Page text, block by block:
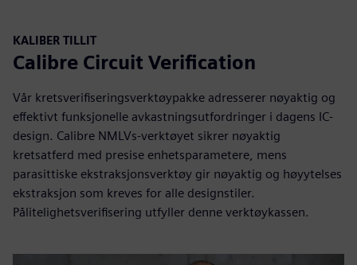
KALIBER TILLIT
Calibre Circuit Verification
Vår kretsverifiseringsverktøypakke adresserer nøyaktig og
effektivt funksjonelle avkastningsutfordringer i dagens IC-
design. Calibre NMLVs-verktøyet sikrer nøyaktig
kretsatferd med presise enhetsparametere, mens
parasittiske ekstraksjonsverktøy gir nøyaktig og høyytelses
ekstraksjon som kreves for alle designstiler.
Pålitelighetsverifisering utfyller denne verktøykassen.